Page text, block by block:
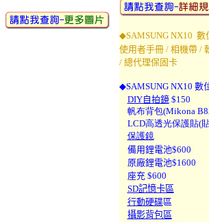
◆SAMSUNG NX10 數
使用者手冊 / 相機帶 /
/ 總代理保固卡
◆SAMSUNG NX10 數
DIY自拍鏡$150
帆布背包(Mikona
LCD高透光保護貼(
保護鏡
備用鋰電池$600
原廠鋰電池$1600
座充 $600
SD記憶卡區
行動硬碟區
攝影背包區